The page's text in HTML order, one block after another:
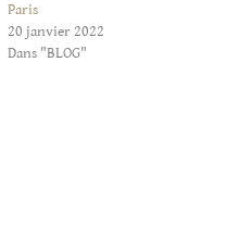
Paris
20 janvier 2022
Dans "BLOG"